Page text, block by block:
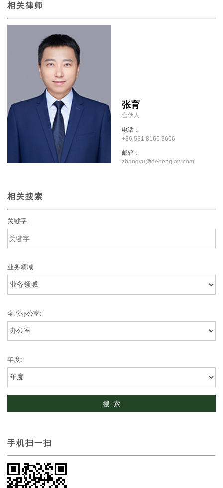
相关律师
张育
合伙人
电话：
+86 531 8166 3606
邮箱：
zhangyu@dehenglaw.com
相关搜索
关键字:
业务领域:
全球办公室:
年度:
手机扫一扫